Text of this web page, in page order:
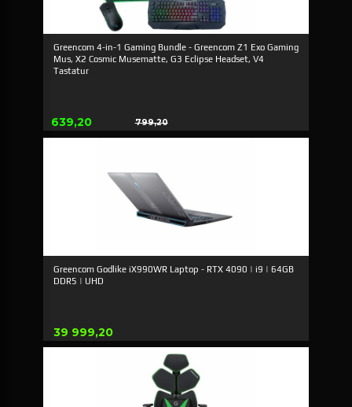
Greencom 4-in-1 Gaming Bundle - Greencom Z1 Exo Gaming
Mus, X2 Cosmic Musematte, G3 Eclipse Headset, V4
Tastatur
Erbjudande
639,20 799,20
Rabatt
Greencom Godlike iX990WR Laptop - RTX 4090 | i9 | 64GB
DDR5 | UHD
Pris
39 999,20